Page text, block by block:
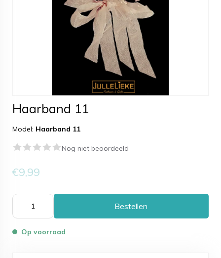
Haarband 11
Model: Haarband 11
Nog niet beoordeeld
€9,99
Bestellen
Op voorraad